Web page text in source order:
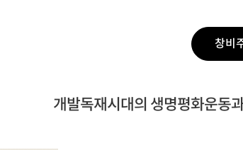
창비
개발독재시대의 생명평화운동